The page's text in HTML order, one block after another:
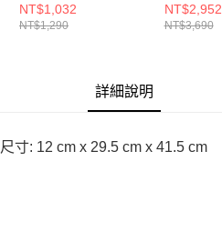
NT$1,032
NT$1,290
KW4750
NT$2,952
NT$3,690
詳細說明
尺寸: 12 cm x 29.5 cm x 41.5 cm